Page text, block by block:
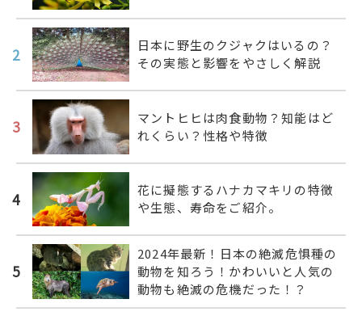
2
日本に野生のクジャクはいるの？
その実態と影響をやさしく解説
3
マントヒヒは肉食動物？知能はど
れくらい？性格や特徴
4
花に擬態するハナカマキリの特徴
や生態、寿命をご紹介。
5
2024年最新！日本の絶滅危惧種の
動物を知ろう！かわいいと人気の
動物も絶滅の危機だった！？